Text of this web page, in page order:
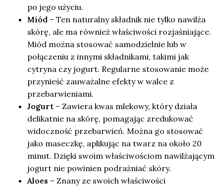
po jego użyciu.
Miód – Ten naturalny składnik nie tylko nawilża
skórę, ale ma również właściwości rozjaśniające.
Miód można stosować samodzielnie lub w
połączeniu z innymi składnikami, takimi jak
cytryna czy jogurt. Regularne stosowanie może
przynieść zauważalne efekty w walce z
przebarwieniami.
Jogurt – Zawiera kwas mlekowy, który działa
delikatnie na skórę, pomagając zredukować
widoczność przebarwień. Można go stosować
jako maseczkę, aplikując na twarz na około 20
minut. Dzięki swoim właściwościom nawilżającym
jogurt nie powinien podrażniać skóry.
Aloes – Znany ze swoich właściwości